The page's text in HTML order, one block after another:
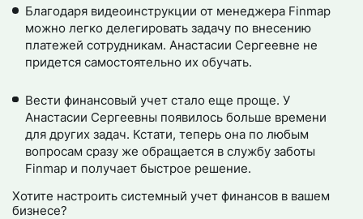
Благодаря видеоинструкции от менеджера Finmap
можно легко делегировать задачу по внесению
платежей сотрудникам. Анастасии Сергеевне не
придется самостоятельно их обучать.
Вести финансовый учет стало еще проще. У
Анастасии Сергеевны появилось больше времени
для других задач. Кстати, теперь она по любым
вопросам сразу же обращается в службу заботы
Finmap и получает быстрое решение.
Хотите настроить системный учет финансов в вашем
бизнесе?